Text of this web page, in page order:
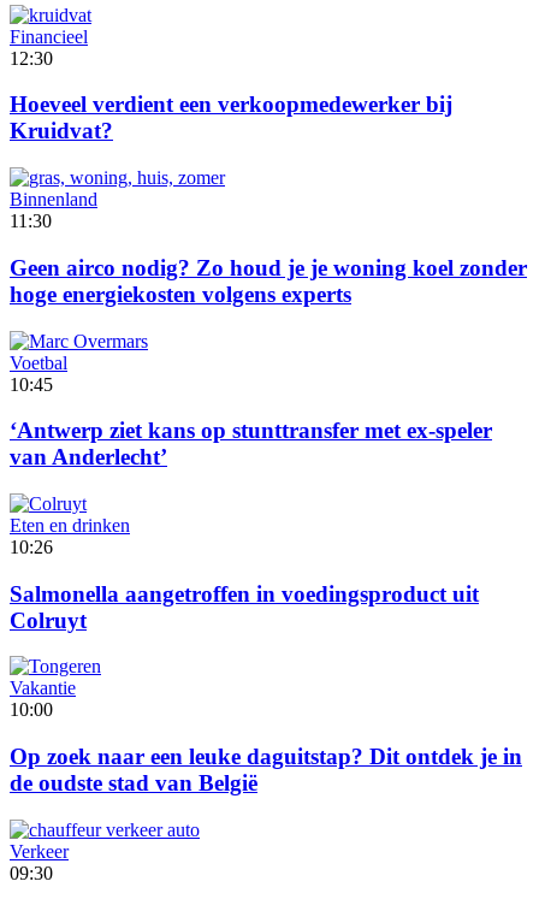
Financieel
12:30
Hoeveel verdient een verkoopmedewerker bij
Kruidvat?
Binnenland
11:30
Geen airco nodig? Zo houd je je woning koel zonder
hoge energiekosten volgens experts
Voetbal
10:45
‘Antwerp ziet kans op stunttransfer met ex-speler
van Anderlecht’
Eten en drinken
10:26
Salmonella aangetroffen in voedingsproduct uit
Colruyt
Vakantie
10:00
Op zoek naar een leuke daguitstap? Dit ontdek je in
de oudste stad van België
Verkeer
09:30